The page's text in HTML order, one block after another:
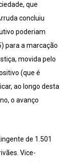
que
concluiu
poderiam
para a marcação
movida pelo
(que é
ao longo desta
o avanço
de 1.501
Vice-